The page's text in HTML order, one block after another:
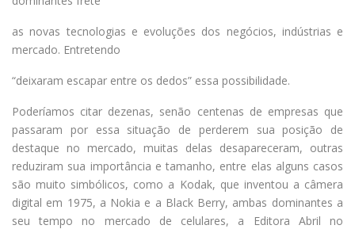
as novas tecnologias e evoluções dos negócios, indústrias e
mercado. Entretendo
“deixaram escapar entre os dedos” essa possibilidade.
Poderíamos citar dezenas, senão centenas de empresas que
passaram por essa situação de perderem sua posição de
destaque no mercado, muitas delas desapareceram, outras
reduziram sua importância e tamanho, entre elas alguns casos
são muito simbólicos, como a Kodak, que inventou a câmera
digital em 1975, a Nokia e a Black Berry, ambas dominantes a
seu tempo no mercado de celulares, a Editora Abril no